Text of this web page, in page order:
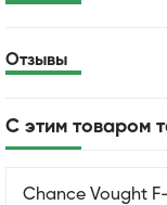
Отзывы
С этим товаром
Chance Vought